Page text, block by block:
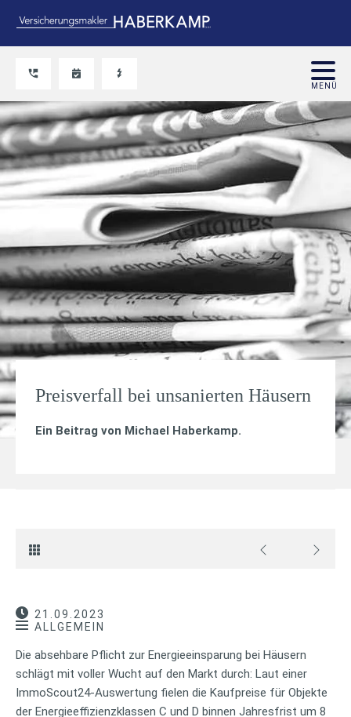
Preisverfall bei unsanierten Häusern
Ein Beitrag von Michael Haberkamp.
21.09.2023
ALLGEMEIN
Die absehbare Pflicht zur Energieeinsparung bei Häusern
schlägt mit voller Wucht auf den Markt durch: Laut einer
ImmoScout24-Auswertung fielen die Kaufpreise für Objekte
der Energieeffizienzklassen C und D binnen Jahresfrist um 8